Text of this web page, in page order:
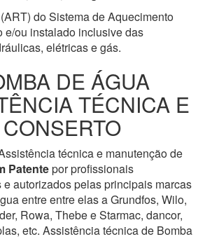
do Sistema de Aquecimento
e/ou instalado inclusive das
elétricas e gás.
DE ÁGUA
TÉCNICA E
CONSERTO
técnica e manutenção de
Patentepor profissionais
autorizados pelas principais marcas
entre entre elas a Grundfos, Wilo,
Rowa, Thebe e Starmac, dancor,
etc. Assistência técnica de Bomba